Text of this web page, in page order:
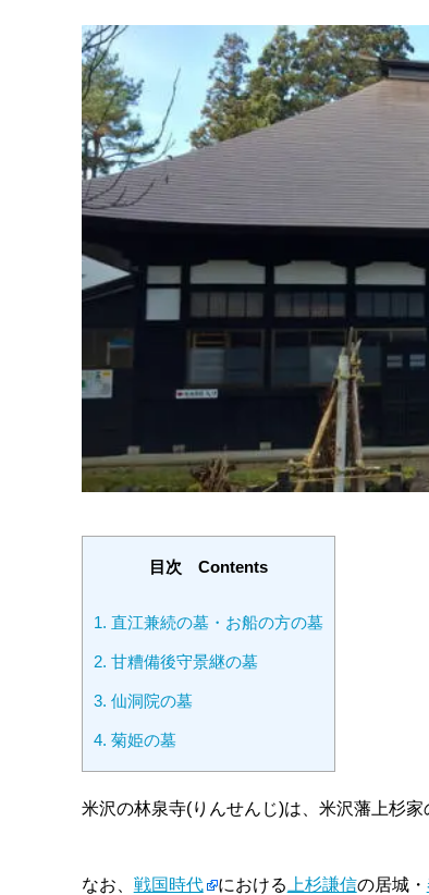
目次 Contents
1. 直江兼続の墓・お船の方の墓
2. 甘糟備後守景継の墓
3. 仙洞院の墓
4. 菊姫の墓
米沢の林泉寺(りんせんじ)は、米沢藩上杉家
なお、 戦国時代 における 上杉謙信の居城・